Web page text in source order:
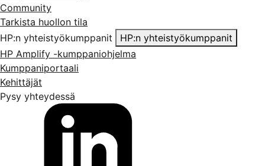
Community
Tarkista huollon tila
HP:n yhteistyökumppanit
HP:n yhteistyökumppanit
HP Amplify -kumppaniohjelma
Kumppaniportaali
Kehittäjät
Pysy yhteydessä